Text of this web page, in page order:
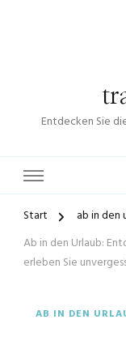
Entdecken Sie
Start
ab in den
Ab in den Urlaub:
erleben Sie
AB IN DEN